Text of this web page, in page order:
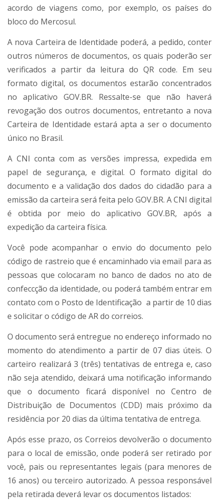
acordo de viagens como, por exemplo, os países do
bloco do Mercosul.
A nova Carteira de Identidade poderá, a pedido, conter
outros números de documentos, os quais poderão ser
verificados a partir da leitura do QR code. Em seu
formato digital, os documentos estarão concentrados
no aplicativo GOV.BR. Ressalte-se que não haverá
revogação dos outros documentos, entretanto a nova
Carteira de Identidade estará apta a ser o documento
único no Brasil.
A CNI conta com as versões impressa, expedida em
papel de segurança, e digital. O formato digital do
documento e a validação dos dados do cidadão para a
emissão da carteira será feita pelo GOV.BR. A CNI digital
é obtida por meio do aplicativo GOV.BR, após a
expedição da carteira física.
Você pode acompanhar o envio do documento pelo
código de rastreio que é encaminhado via email para as
pessoas que colocaram no banco de dados no ato de
confeccção da identidade, ou poderá também entrar em
contato com o Posto de Identificação a partir de 10 dias
e solicitar o código de AR do correios.
O documento será entregue no endereço informado no
momento do atendimento a partir de 07 dias úteis. O
carteiro realizará 3 (três) tentativas de entrega e, caso
não seja atendido, deixará uma notificação informando
que o documento ficará disponível no Centro de
Distribuição de Documentos (CDD) mais próximo da
residência por 20 dias da última tentativa de entrega.
Após esse prazo, os Correios devolverão o documento
para o local de emissão, onde poderá ser retirado por
você, pais ou representantes legais (para menores de
16 anos) ou terceiro autorizado. A pessoa responsável
pela retirada deverá levar os documentos listados: